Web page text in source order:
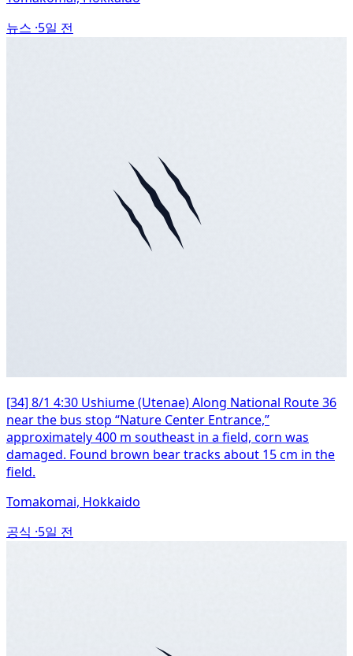
뉴스 ·5일 전
[34] 8/1 4:30 Ushiume (Utenae) Along National Route 36
near the bus stop “Nature Center Entrance,”
approximately 400 m southeast in a field, corn was
damaged. Found brown bear tracks about 15 cm in the
field.
Tomakomai, Hokkaido
공식 ·5일 전